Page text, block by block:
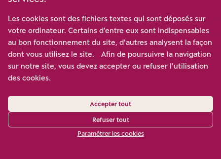
Clara Reulet
Les cookies sont des fichiers textes qui sont déposés sur
votre ordinateur. Certains d’entre eux sont indispensables
au bon fonctionnement du site, d’autres analysent la façon
dont vous utilisez le site. Afin de poursuivre la navigation
sur notre site, vous devez accepter ou refuser l’utilisation
des cookies.
Accepter tout
Refuser tout
Paramétrer les cookies